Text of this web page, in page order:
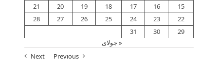
15
16
17
18
19
20
21
22
23
24
25
26
27
28
29
30
31
« جولای
Previous
Next